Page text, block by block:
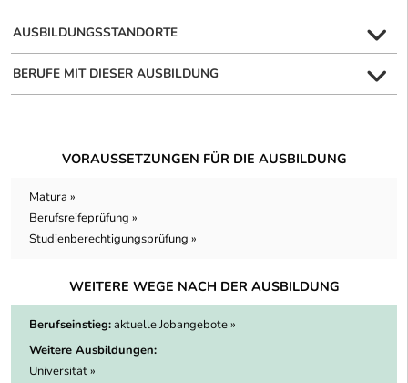
AUSBILDUNGSSTANDORTE
BERUFE MIT DIESER AUSBILDUNG
VORAUSSETZUNGEN FÜR DIE AUSBILDUNG
Matura »
Berufsreifeprüfung »
Studienberechtigungsprüfung »
WEITERE WEGE NACH DER AUSBILDUNG
Berufseinstieg:aktuelle Jobangebote »
Weitere Ausbildungen:
Universität »